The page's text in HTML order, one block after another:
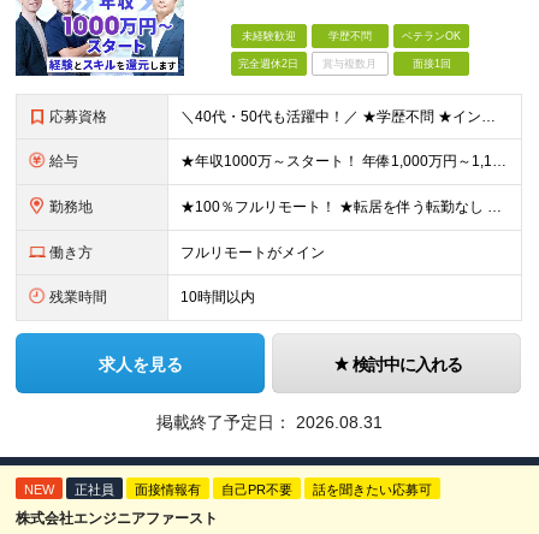
未経験歓迎 学歴不問 ベテランOK
完全週休2日 賞与複数月 面接1回
応募資格 ＼40代・50代も活躍中！／ ★学歴不問 ★インフラエンジニアの経験を5年以上お持ちの方 ≪こんな方にピッタリです！≫ ◎自身の市場価値を正当に評価してほしい ◎今より年収をアップさせたい ◎多彩な
給与 ★年収1000万～スタート！ 年俸1,000万円～1,162万8,000円（12分割） ※経験・スキルを考慮の上決定します ※上記金額には固定残業代（月30h分・158,400円～184,000円
勤務地 ★100％フルリモート！ ★転居を伴う転勤なし 本社またはプロジェクト先にて勤務いただきます！ ※プロジェクト先は一都三県及び23区内がメイン 【本社】 東京都新宿区神楽坂1-2 研究社英語センタ
働き方 フルリモートがメイン
残業時間 10時間以内
求人を見る 検討中に入れる
掲載終了予定日： 2026.08.31
NEW 正社員 面接情報有 自己PR不要 話を聞きたい応募可
株式会社エンジニアファースト